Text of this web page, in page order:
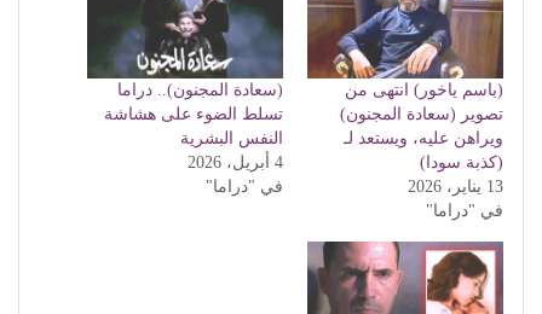
(باسم ياخور) انتهى من
تصوير (سعادة المجنون)
ويراهن عليه، ويستعد لـ
(كذبة سودا)
13 يناير، 2026
في "دراما"
(سعادة المجنون).. دراما
تسلط الضوء على هشاشة
النفس البشرية
4 أبريل، 2026
في "دراما"